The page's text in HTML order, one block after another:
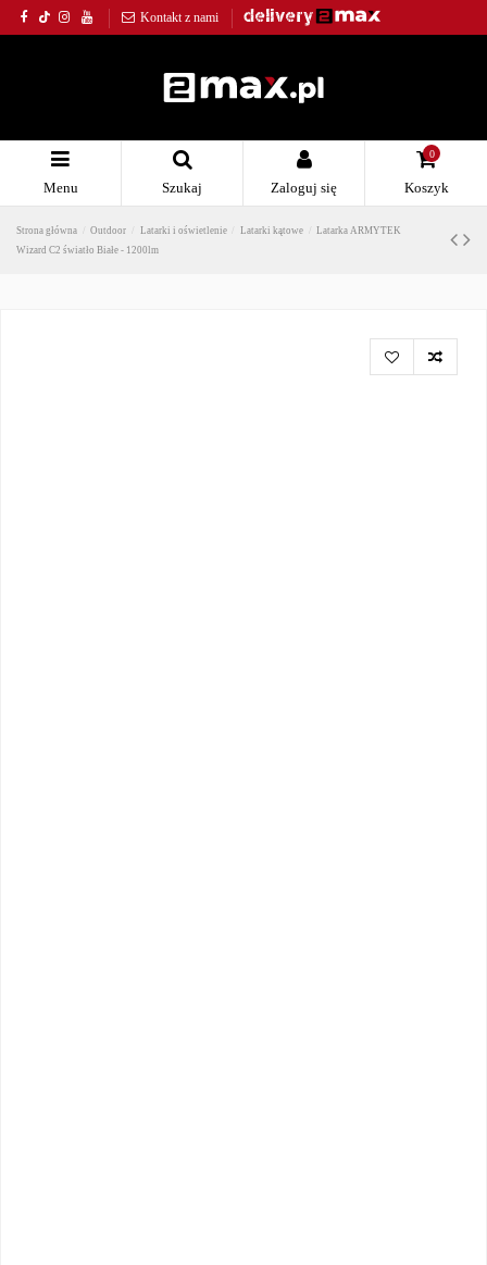
Kontakt z nami
Menu Szukaj Zaloguj się
0
Koszyk
Strona główna Outdoor Latarki i oświetlenie Latarki kątowe
Latarka ARMYTEK
Wizard C2 światło Białe - 1200lm